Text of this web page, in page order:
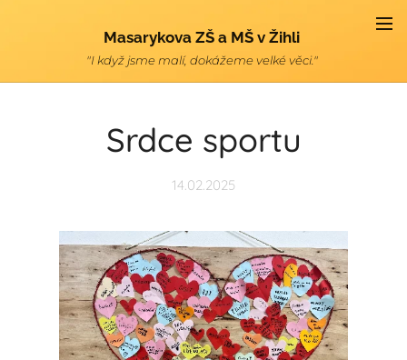
Masarykova ZŠ a MŠ v Žihli
"I když jsme malí, dokážeme velké věci."
Srdce sportu
14.02.2025